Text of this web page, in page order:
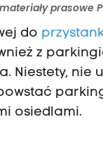
prasowe
do
z
Niestety,
osiedlami.